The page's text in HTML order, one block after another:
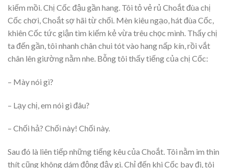
kiếm mồi. Chị Cốc đậu gần hang. Tôi tỏ vẻ rủ Choắt đùa chị
Cốc chơi, Choắt sợ hãi từ chối. Mèn kiêu ngạo, hát đùa Cốc,
khiên Cốc tức giận tìm kiếm kẻ vừa trêu chọc mình. Thấy chị
ta đến gần, tôi nhanh chân chui tót vào hang nấp kín, rồi vắt
chân lên giường nằm nhe. Bỗng tôi thấy tiếng của chị Cốc:
– Mày nói gì?
– Lạy chị, em nói gì đâu?
– Chối hả? Chối này! Chối này.
Sau đó là liên tiếp những tiếng kêu của Choắt. Tôi nằm im thin
thít cũng không dám động đậy gì. Chỉ đến khi Cốc bay đi, tôi